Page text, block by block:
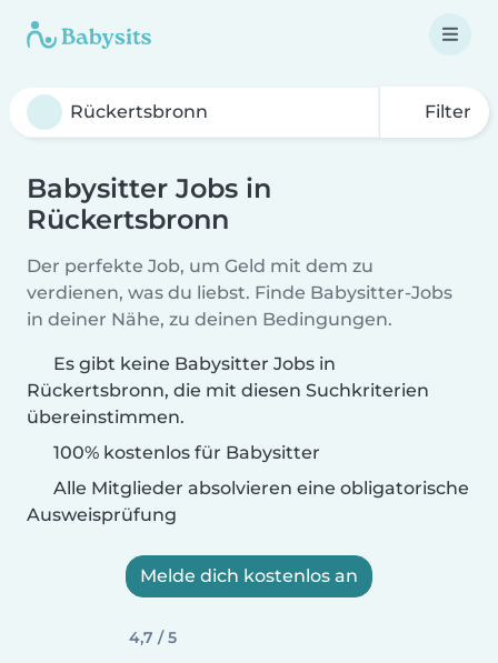
Filter
Babysitter Jobs in
Rückertsbronn
Der perfekte Job, um Geld mit dem zu
verdienen, was du liebst. Finde Babysitter-Jobs
in deiner Nähe, zu deinen Bedingungen.
Es gibt keine Babysitter Jobs in
Rückertsbronn, die mit diesen Suchkriterien
übereinstimmen.
100% kostenlos für Babysitter
Alle Mitglieder absolvieren eine obligatorische
Ausweisprüfung
Melde dich kostenlos an
4,7 / 5